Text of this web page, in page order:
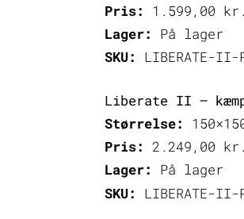
Pris:
1.599,00 kr.
Lager:
På lager
SKU:
LIBERATE-II-
Liberate II –
Størrelse:
Pris:
2.249,00 kr.
Lager:
På lager
SKU:
LIBERATE-II-